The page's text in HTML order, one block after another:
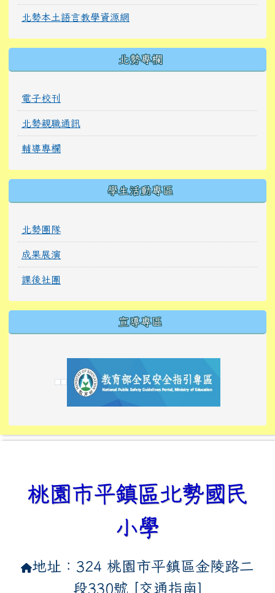
北勢本土語言教學資源網
北勢專欄
電子校刊
北勢親職通訊
輔導專欄
學生活動專區
北勢團隊
成果展演
課後社團
宣導專區
link to https://
link to https://10000.gov.tw/
link to https://
link to https://10000.gov.tw/
link to https://
link to https://
link to https://i.win.org.tw/
link to https://
link to https://
link to https://
link to https://
桃園市平鎮區北勢國民
小學
地址：324 桃園市平鎮區金陵路二
段330號 [交通指南]